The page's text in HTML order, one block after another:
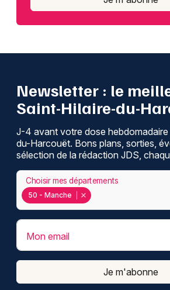
Newsletter : le
Saint-Hilaire-du-
J-4 avant votre dose
du-Harcouët. Bons plans, sorties,
sélection de la rédaction JDS,
50 - Manche
Choisir mes départements
Mon email
Je m'abonne